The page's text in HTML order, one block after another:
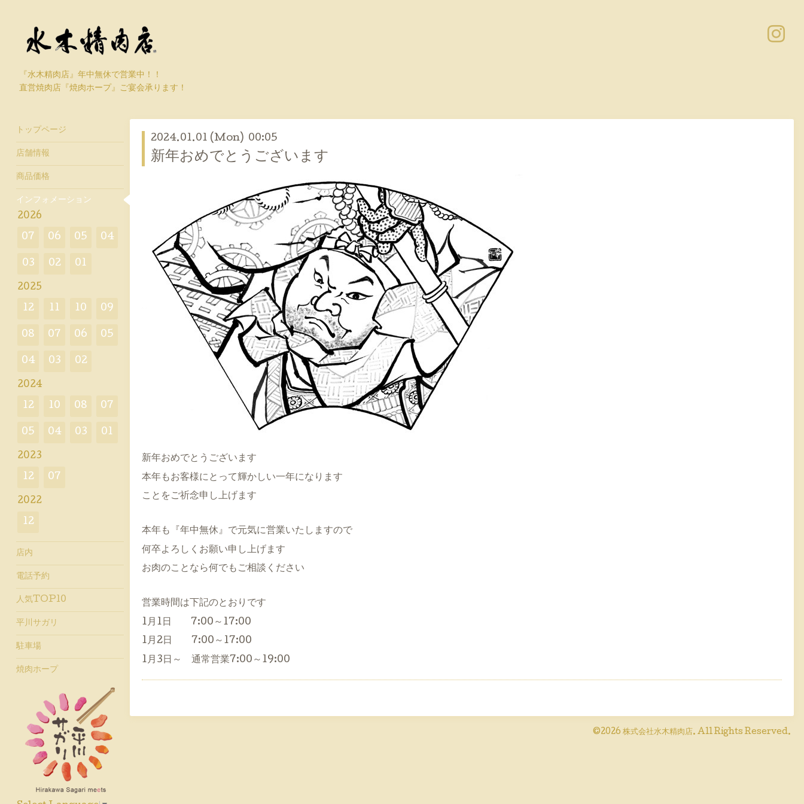
『水木精肉店』年中無休で営業中！！
直営焼肉店『焼肉ホープ』ご宴会承ります！
2024.01.01 (Mon) 00:05
新年おめでとうございます
新年おめでとうございます
本年もお客様にとって輝かしい一年になります
ことをご祈念申し上げます
本年も『年中無休』で元気に営業いたしますので
何卒よろしくお願い申し上げます
お肉のことなら何でもご相談ください
営業時間は下記のとおりです
1月1日 7:00～17:00
1月2日 7:00～17:00
1月3日～ 通常営業7:00～19:00
©2026 株式会社水木精肉店. All Rights Reserved.
トップページ
店舗情報
商品価格
インフォメーション
2026
07 06 05 04
03 02 01
2025
12 11 10 09
08 07 06 05
04 03 02
2024
12 10 08 07
05 04 03 01
2023
12 07
2022
12
店内
電話予約
人気TOP10
平川サガリ
駐車場
焼肉ホープ